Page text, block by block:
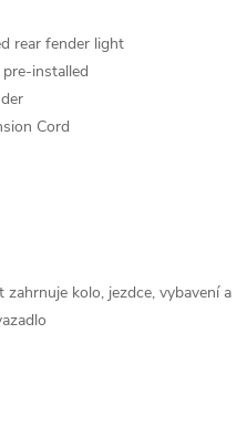
rear fender light
installed
Cord
zahrnuje kolo, jezdce, vybavení a